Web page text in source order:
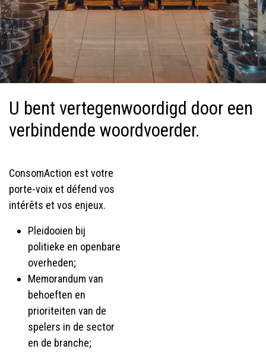
U bent vertegenwoordigd door een
verbindende woordvoerder.
ConsomAction est votre
porte-voix et défend vos
intérêts et vos enjeux.
Pleidooien bij
politieke en openbare
overheden;
Memorandum van
behoeften en
prioriteiten van de
spelers in de sector
en de branche;